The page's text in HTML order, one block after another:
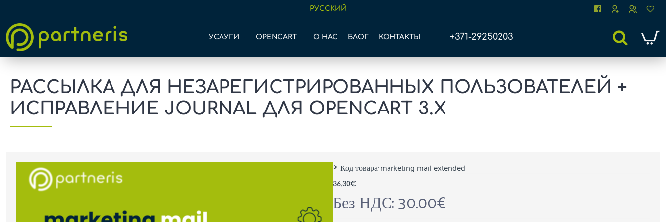
РУССКИЙ
УСЛУГИ OPENCART О НАС БЛОГ КОНТАКТЫ +371-29250203
РАССЫЛКА ДЛЯ НЕЗАРЕГИСТРИРОВАННЫХ ПОЛЬЗОВАТЕЛЕЙ +
ИСПРАВЛЕНИЕ JOURNAL ДЛЯ OPENCART 3.X
Код товара:marketing mail extended
36.30€
Без НДС: 30.00€